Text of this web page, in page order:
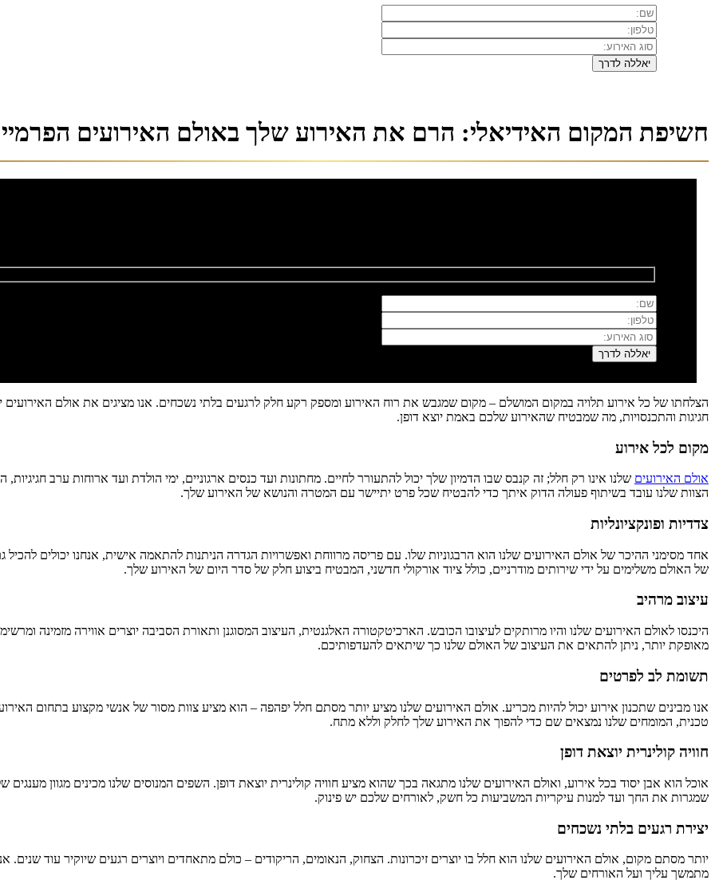
חשיפת המקום האידיאלי: הרם את האירוע שלך באולם האירועים
הצלחתו של כל אירוע תלויה במקום המושלם – מקום שמגבש את רוח האירוע ומספק רקע חלק לרגעים בלתי נשכחים. אנו מציגים את אולם
חגיגות והתכנסויות, מה שמבטיח שהאירוע שלכם באמת יוצא דופן.
מקום לכל אירוע
אולם האירועים שלנו אינו רק חלל; זה קנבס שבו הדמיון שלך יכול להתעורר לחיים. מחתונות ועד כנסים ארגוניים, ימי הולדת ועד ארוחות ערב
הצוות שלנו עובד בשיתוף פעולה הדוק איתך כדי להבטיח שכל פרט יתיישר עם המטרה והנושא של האירוע שלך.
צדדיות ופונקציונליות
אחד מסימני ההיכר של אולם האירועים שלנו הוא הרבגוניות שלו. עם פריסה מרווחת ואפשרויות הגדרה הניתנות להתאמה אישית, אנחנו יכולים להכיל
של האולם משלימים על ידי שירותים מודרניים, כולל ציוד אורקולי חדשני, המבטיח ביצוע חלק של סדר היום של האירוע שלך.
עיצוב מרהיב
היכנסו לאולם האירועים שלנו והיו מרותקים לעיצובו הכובש. הארכיטקטורה האלגנטית, העיצוב המסוגנן ותאורת הסביבה יוצרים אווירה מזמינה
מאופקת יותר, ניתן להתאים את העיצוב של האולם שלנו כך שיתאים להעדפותיכם.
תשומת לב לפרטים
אנו מבינים שתכנון אירוע יכול להיות מכריע. אולם האירועים שלנו מציע יותר מסתם חלל יפהפה – הוא מציע צוות מסור של אנשי מקצוע בתחום
טכנית, המומחים שלנו נמצאים שם כדי להפוך את האירוע שלך לחלק וללא מתח.
חוויה קולינרית יוצאת דופן
אוכל הוא אבן יסוד בכל אירוע, ואולם האירועים שלנו מתגאה בכך שהוא מציע חוויה קולינרית יוצאת דופן. השפים המנוסים שלנו מכינים מגוון
שמגרות את החך ועד למנות עיקריות המשביעות כל חשק, לאורחים שלכם יש פינוק.
יצירת רגעים בלתי נשכחים
יותר מסתם מקום, אולם האירועים שלנו הוא חלל בו יוצרים זיכרונות. הצחוק, הנאומים, הריקודים – כולם מתאחדים ויוצרים רגעים שיוקיר עוד
מתמשך עליך ועל האורחים שלך.